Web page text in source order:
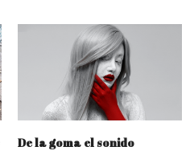
De la goma el sonido